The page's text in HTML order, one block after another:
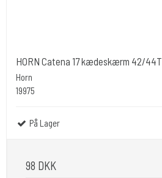
HORN Catena 17 kædeskærm 42/44T
Horn
19975
På Lager
98 DKK